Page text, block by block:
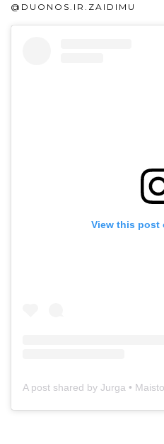
@DUONOS.IR.ZAIDIMU
View this post